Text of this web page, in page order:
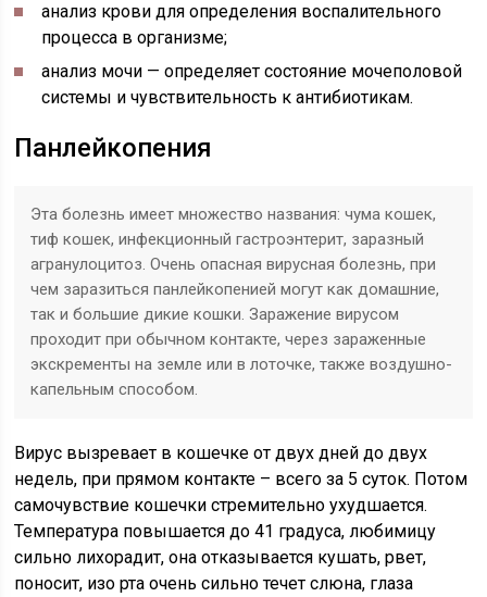
анализ крови для определения воспалительного
процесса в организме;
анализ мочи — определяет состояние мочеполовой
системы и чувствительность к антибиотикам.
Панлейкопения
Эта болезнь имеет множество названия: чума кошек,
тиф кошек, инфекционный гастроэнтерит, заразный
агранулоцитоз. Очень опасная вирусная болезнь, при
чем заразиться панлейкопенией могут как домашние,
так и большие дикие кошки. Заражение вирусом
проходит при обычном контакте, через зараженные
экскременты на земле или в лоточке, также воздушно-
капельным способом.
Вирус вызревает в кошечке от двух дней до двух
недель, при прямом контакте – всего за 5 суток. Потом
самочувствие кошечки стремительно ухудшается.
Температура повышается до 41 градуса, любимицу
сильно лихорадит, она отказывается кушать, рвет,
поносит, изо рта очень сильно течет слюна, глаза